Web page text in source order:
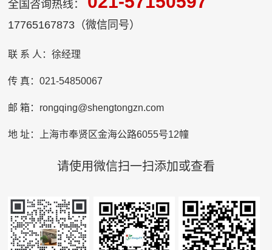
全国咨询热线：
17765167873（微信同号）
联 系 人：徐经理
传 真：021-54850067
邮 箱：rongqing@shengtongzn.com
地 址：上海市奉贤区金海公路6055号12幢
请使用微信扫一扫添加或查看